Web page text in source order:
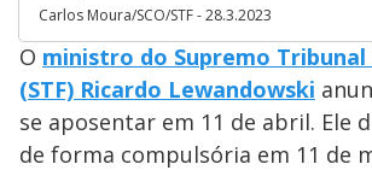
Carlos Moura/SCO/STF - 28.3.2023
O ministro do Supremo Tribunal
(STF) Ricardo Lewandowski
se aposentar em 11 de abril. Ele
de forma compulsória em 11 de